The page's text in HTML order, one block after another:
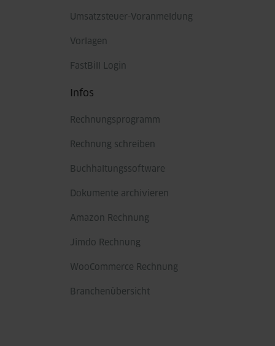
Umsatzsteuer-Voranmeldung
Vorlagen
FastBill Login
Infos
Rechnungsprogramm
Rechnung schreiben
Buchhaltungssoftware
Dokumente archivieren
Amazon Rechnung
Jimdo Rechnung
WooCommerce Rechnung
Branchenübersicht